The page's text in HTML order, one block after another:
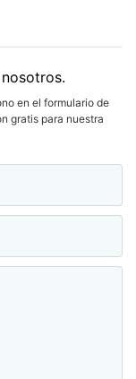
en el formulario de
gratis para nuestra